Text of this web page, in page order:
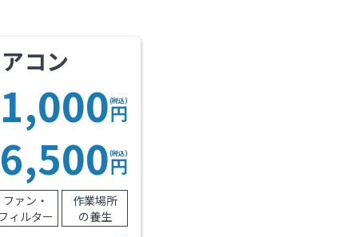
コン
(税込)
円
(税込)
円
ファン・
ィルター
作業場所
の養生